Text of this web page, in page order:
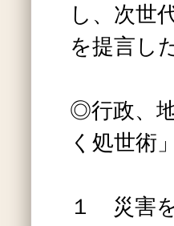
し、次世
を提言し
◎行政、
く処世術
１ 災害